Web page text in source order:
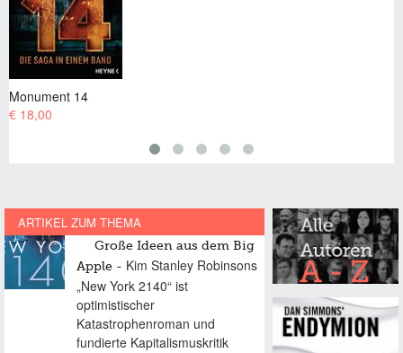
14
ARTIKEL ZUM THEMA
Große Ideen aus dem Big
Apple
Kim Stanley Robinsons
„New York 2140“ ist
optimistischer
Katastrophenroman und
fundierte Kapitalismuskritik